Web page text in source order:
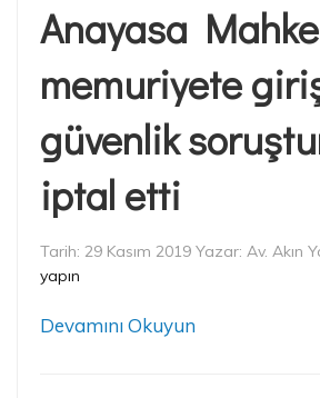
Anayasa
memuriyete
güvenlik
iptal etti
Tarih: 29 Kasım 2019 Yazar: Av. Akın
yapın
Devamını Okuyun